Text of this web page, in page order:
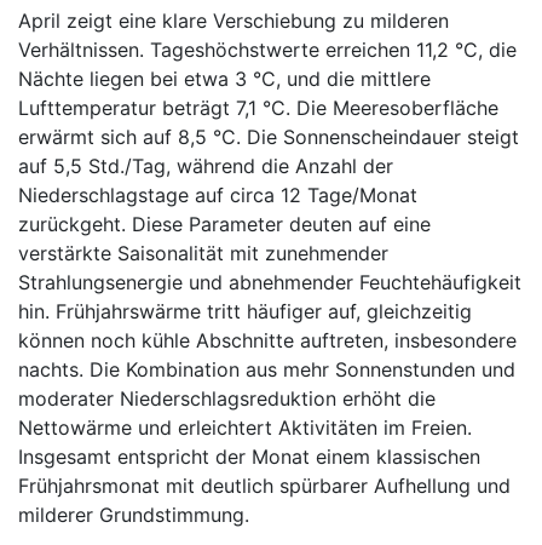
April zeigt eine klare Verschiebung zu milderen
Verhältnissen. Tageshöchstwerte erreichen 11,2 °C, die
Nächte liegen bei etwa 3 °C, und die mittlere
Lufttemperatur beträgt 7,1 °C. Die Meeresoberfläche
erwärmt sich auf 8,5 °C. Die Sonnenscheindauer steigt
auf 5,5 Std./Tag, während die Anzahl der
Niederschlagstage auf circa 12 Tage/Monat
zurückgeht. Diese Parameter deuten auf eine
verstärkte Saisonalität mit zunehmender
Strahlungsenergie und abnehmender Feuchtehäufigkeit
hin. Frühjahrswärme tritt häufiger auf, gleichzeitig
können noch kühle Abschnitte auftreten, insbesondere
nachts. Die Kombination aus mehr Sonnenstunden und
moderater Niederschlagsreduktion erhöht die
Nettowärme und erleichtert Aktivitäten im Freien.
Insgesamt entspricht der Monat einem klassischen
Frühjahrsmonat mit deutlich spürbarer Aufhellung und
milderer Grundstimmung.